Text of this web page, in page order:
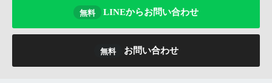
無料 LINEからお問い合わせ
無料 お問い合わせ